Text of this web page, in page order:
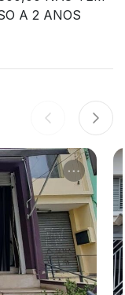
A 2 ANOS